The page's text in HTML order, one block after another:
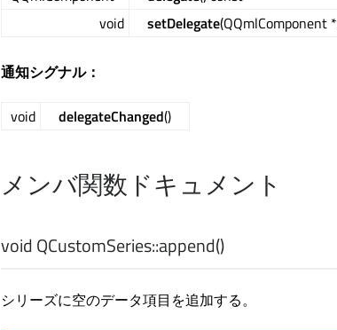
void
setDelegate(QQmlComponent *
通知シグナル：
void delegateChanged()
メンバ関数ドキュメント
voidQCustomSeries::append()
シリーズに空のデータ項目を追加する。